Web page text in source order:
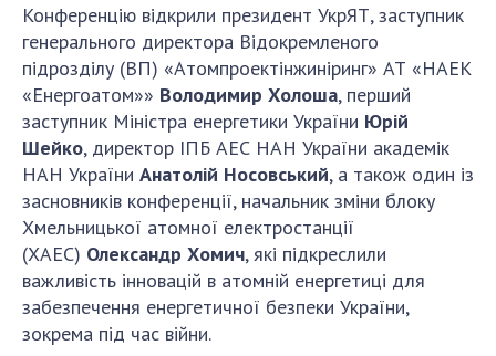
Конференцію відкрили президент УкрЯТ, заступник
генерального директора Відокремленого
підрозділу (ВП) «Атомпроектінжиніринг» АТ «НАЕК
«Енергоатом»» Володимир Холоша, перший
заступник Міністра енергетики України Юрій
Шейко, директор ІПБ АЕС НАН України академік
НАН України Анатолій Носовський, а також один із
засновників конференції, начальник зміни блоку
Хмельницької атомної електростанції
(ХАЕС) Олександр Хомич, які підкреслили
важливість інновацій в атомній енергетиці для
забезпечення енергетичної безпеки України,
зокрема під час війни.